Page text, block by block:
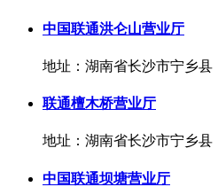
中国联通洪仑山营业厅
地址：湖南省长沙市宁乡县
联通檀木桥营业厅
地址：湖南省长沙市宁乡县
中国联通坝塘营业厅